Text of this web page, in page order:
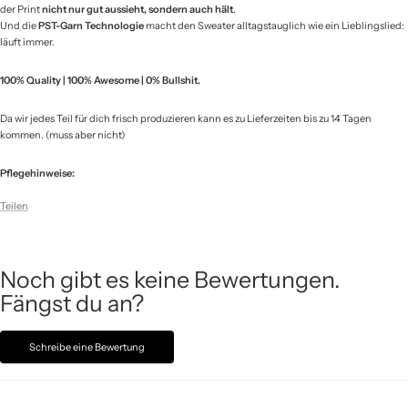
der Printnicht nur gut aussieht, sondern auch hält.
Und diePST-Garn Technologiemacht den Sweater alltagstauglich wie ein Lieblingslied:
läuft immer.
100% Quality | 100% Awesome | 0% Bullshit.
Da wir jedes Teil für dich frisch produzieren kann es zu Lieferzeiten bis zu 14 Tagen
kommen. (muss aber nicht)
Pflegehinweise:
Teilen
Noch gibt es keine Bewertungen.
Fängst du an?
Schreibe eine Bewertung